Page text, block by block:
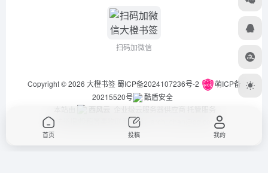
扫码加微信
Copyright © 2026 大橙书签 蜀ICP备2024107236号-2
萌ICP备
20215520号
酷盾安全
本站由
西风云 企业级云服务器供应商 托管服务
违法举报/投稿等事物联系邮箱：arch_chen@qq.com
首页 投稿 我的